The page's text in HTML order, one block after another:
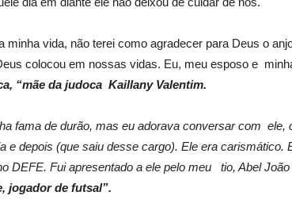
minha vida, não terei como agradecer para Deus o
colocou em nossas vidas. Eu, meu esposo e
“mãe da judoca Kaillany Valentim.
fama de durão, mas eu adorava conversar com ele,
e depois (que saiu desse cargo). Ele era
DEFE. Fui apresentado a ele pelo meu tio, Abel João
jogador de futsal”.